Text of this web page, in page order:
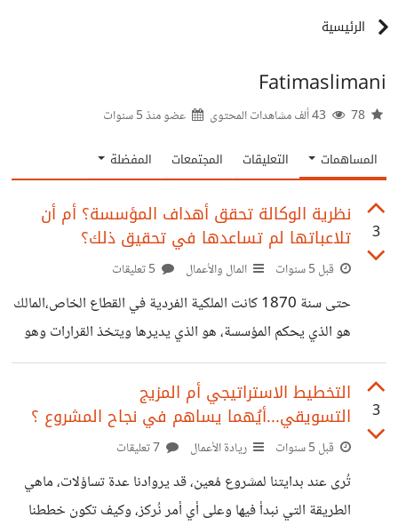
الرئيسية
Fatimaslimani
عضو منذ5 سنوات
المساهمات التعليقات المجتمعات المفضلة
3
نظرية الوكالة تحقق أهداف المؤسسة؟ أم أن
تلاعباتها لم تساعدها في تحقيق ذلك؟
قبل 5 سنوات المال والأعمال
حتى سنة 1870 كانت الملكية الفردية في القطاع الخاص،المالك
هو الذي يحكم المؤسسة، هو الذي يديرها ويتخذ القرارات وهو
أيضًا يقيمها، لكن مع توسع الأعمال وظهور الثورة الصناعية، أدت
إلى حاجة وجود مدراء تنفيذين متخصصين يقومون بإدارة أعمال
الشركة، إلى أن توسعت وظهرت نظرية الوكالة، فهل حقا هذه
النظرية تجد حلول لنزعات أصحاب المصالح وتحقق مصالحهم؟
تُرى عند أخذ قرارات من مجلس الإدارة هل حقًا تخدم كل
المصالح والأطراف، وتحفظ حقوق المساهمين عن طريق الرقابة
3
التخطيط الاستراتيجي أم المزيج
التسويقي...أيُهما يساهم في نجاح المشروع ؟
قبل 5 سنوات ريادة الأعمال
تُرى عند بدايتنا لمشروع مُعين، قد يروادنا عدة تساؤلات، ماهي
الطريقة التي نبدأ فيها وعلى أي أمر نُركز، وكيف تكون خططنا